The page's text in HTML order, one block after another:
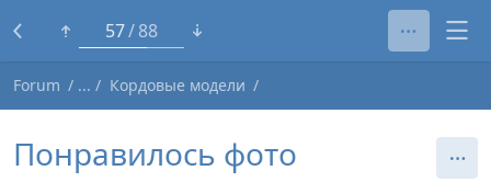
33 88
Forum Кордовые модели
Понравилось фото